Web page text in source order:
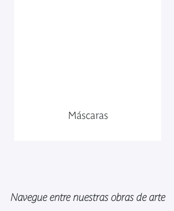
Máscaras
Navegue entre nuestras obras de arte